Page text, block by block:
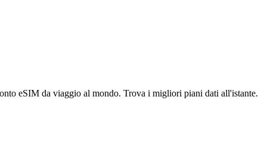
eSIM da viaggio al mondo. Trova i migliori piani dati all'istante.